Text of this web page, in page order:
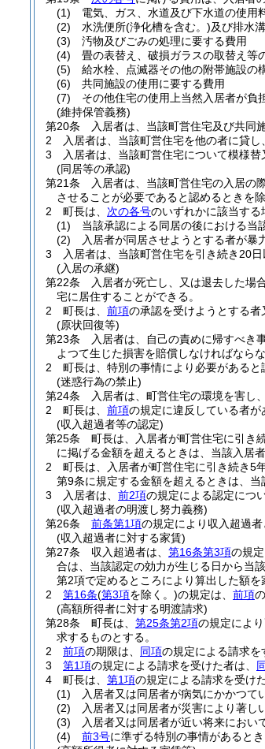
(1)
電気、ガス、水道及び下水道の使用
(2)
水洗便所(浄化槽を含む。)及び排水
(3)
汚物及びごみの処理に要する費用
(4)
畳の表替え、破損ガラスの取替え等
(5)
給水栓、点滅器その他の附帯施設の
(6)
共同施設の使用に要する費用
(7)
その他住宅の使用上当然入居者が負
(維持保管義務)
第20条
入居者は、当該町営住宅及び共同
2
入居者は、当該町営住宅を他の者に貸
3
入居者は、当該町営住宅について模様替
(同居等の承認)
第21条
入居者は、当該町営住宅の入居の
させることが必要であると認めるときを
2
町長は、 次の各号のいずれかに該当する
(1)
当該承認による同居の後における当
(2)
入居者が同居させようとする者が暴
3
入居者は、当該町営住宅を引き続き20
(入居の承継)
第22条
入居者が死亡し、又は退去した場
宅に居住することができる。
2
町長は、 前項の承認を受けようとする者
(原状回復等)
第23条
入居者は、自己の責めに帰すべき
よつて生じた損害を賠償しなければならな
2
町長は、特別の事情により必要があると
(迷惑行為の禁止)
第24条
入居者は、町営住宅の環境を害し
2
町長は、 前項の規定に違反している者が
(収入超過者等の認定)
第25条
町長は、入居者が町営住宅に引き
に掲げる金額を超えるときは、当該入居
2
町長は、入居者が町営住宅に引き続き5
第9条に規定する金額を超えるときは、
3
入居者は、 前2項の規定による認定につ
(収入超過者の明渡し努力義務)
第26条
前条第1項の規定により収入超過
(収入超過者に対する家賃)
第27条
収入超過者は、 第16条第3項の規定
合は、当該認定の効力が生じる日から当
第2項で定めるところにより算出した額を
2
第16条(第3項を除く。)の規定は、 前項
(高額所得者に対する明渡請求)
第28条
町長は、 第25条第2項の規定によ
求するものとする。
2
前項の期限は、 同項の規定による請求を
3
第1項の規定による請求を受けた者は、
4
町長は、 第1項の規定による請求を受け
(1)
入居者又は同居者が病気にかかつて
(2)
入居者又は同居者が災害により著し
(3)
入居者又は同居者が近い将来におい
(4)
前3号に準ずる特別の事情があるとき